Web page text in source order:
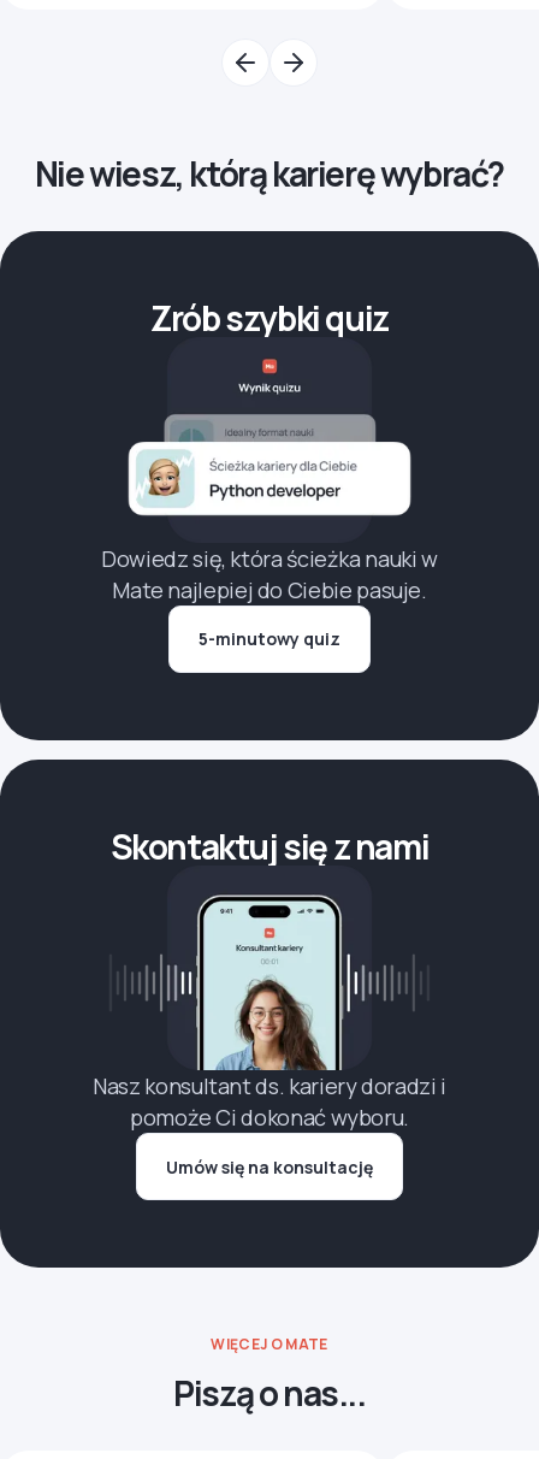
Nie wiesz, którą karierę wybrać?
Zrób szybki quiz
Dowiedz się, która ścieżka nauki w
Mate najlepiej do Ciebie pasuje.
5-minutowy quiz
Skontaktuj się z nami
Nasz konsultant ds. kariery doradzi i
pomoże Ci dokonać wyboru.
Umów się na konsultację
WIĘCEJ O MATE
Piszą o nas...